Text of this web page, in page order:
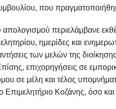
που
περιελάμβανε
ημερίδες και
των μελών της
επιχορηγήσεις σε
σε μέλη και τέλος
Κοζάνης, όσο και